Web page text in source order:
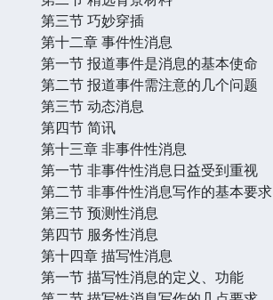
第三节 巧妙穿插
第十二章 事件性消息
第一节 报道事件是消息的基本使命
第二节 报道事件需注意的几个问题
第三节 动态消息
第四节 简讯
第十三章 非事件性消息
第一节 非事件性消息日益受到重视
第二节 非事件性消息写作的基本要求
第三节 预测性消息
第四节 服务性消息
第十四章 描写性消息
第一节 描写性消息的定义、功能